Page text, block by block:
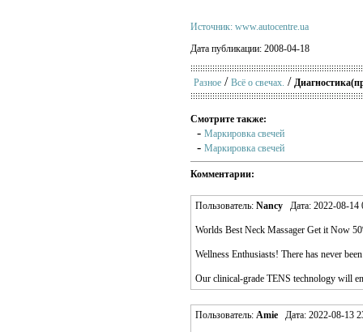
Источник: www.autocentre.ua
Дата публикации: 2008-04-18
Разное / Всё о свечах. /
Смотрите также:
- Маркировка свечей
- Маркировка свечей
Комментарии:
Пользователь: Nancy Дата: 2022-08-14
Worlds Best Neck Massager Get it Now
Wellness Enthusiasts! There has never
Our clinical-grade TENS technology will
Пользователь: Amie Дата: 2022-08-13